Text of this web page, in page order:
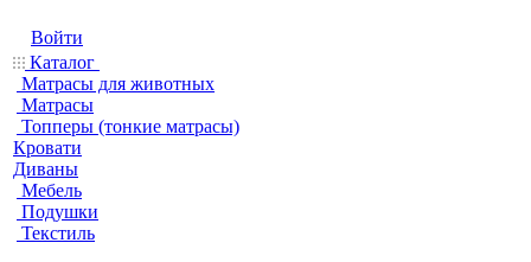
Войти
Каталог
Матрасы для животных
Матрасы
Топперы (тонкие матрасы)
Кровати
Диваны
Мебель
Подушки
Текстиль